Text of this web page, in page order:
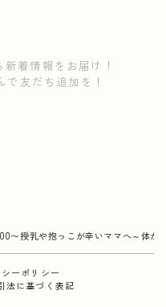
着情報をお届け！
で友だち追加を！
〜授乳や抱っこが辛いママへ～体が
ーポリシー
法に基づく表記